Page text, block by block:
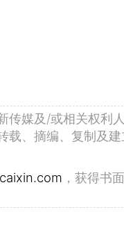
传媒及/或相关权利
载、摘编、复制及
，获得书